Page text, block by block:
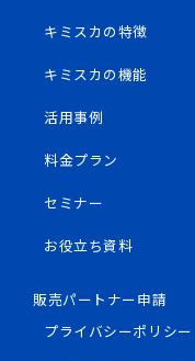
キミスカの特徴
キミスカの機能
活用事例
料金プラン
セミナー
お役立ち資料
販売パートナー申請
プライバシーポリシー